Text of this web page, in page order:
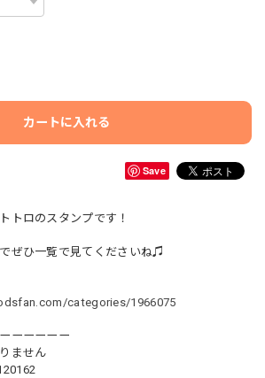
カートに入れる
Save
トロのスタンプです！
ぜひ一覧で見てくださいね♫
categories/1966075
ーーーーー
ません